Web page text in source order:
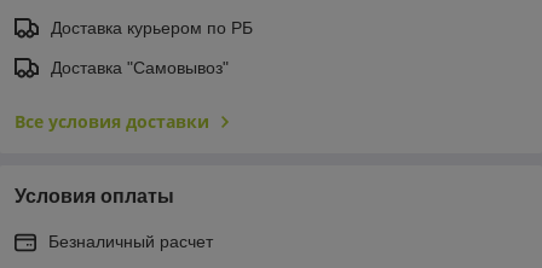
Доставка курьером по РБ
Доставка "Самовывоз"
Все условия доставки
Условия оплаты
Безналичный расчет